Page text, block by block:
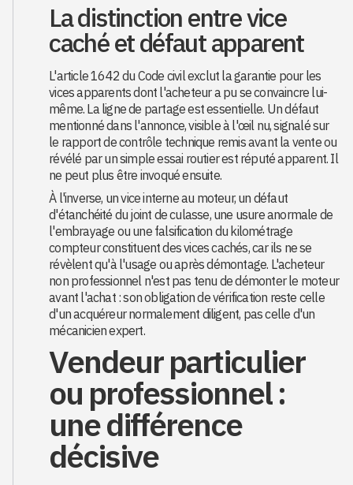
La distinction entre vice
caché et défaut apparent
L'article 1642 du Code civil exclut la garantie pour les
vices apparents dont l'acheteur a pu se convaincre lui-
même. La ligne de partage est essentielle. Un défaut
mentionné dans l'annonce, visible à l'œil nu, signalé sur
le rapport de contrôle technique remis avant la vente ou
révélé par un simple essai routier est réputé apparent. Il
ne peut plus être invoqué ensuite.
À l'inverse, un vice interne au moteur, un défaut
d'étanchéité du joint de culasse, une usure anormale de
l'embrayage ou une falsification du kilométrage
compteur constituent des vices cachés, car ils ne se
révèlent qu'à l'usage ou après démontage. L'acheteur
non professionnel n'est pas tenu de démonter le moteur
avant l'achat : son obligation de vérification reste celle
d'un acquéreur normalement diligent, pas celle d'un
mécanicien expert.
Vendeur particulier
ou professionnel :
une différence
décisive